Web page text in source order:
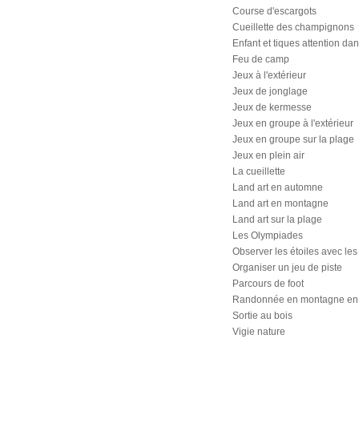
Course d'escargots
Cueillette des champignons
Enfant et tiques attention
Feu de camp
Jeux à l'extérieur
Jeux de jonglage
Jeux de kermesse
Jeux en groupe à l'extérieur
Jeux en groupe sur la plage
Jeux en plein air
La cueillette
Land art en automne
Land art en montagne
Land art sur la plage
Les Olympiades
Observer les étoiles avec
Organiser un jeu de piste
Parcours de foot
Randonnée en montagne
Sortie au bois
Vigie nature